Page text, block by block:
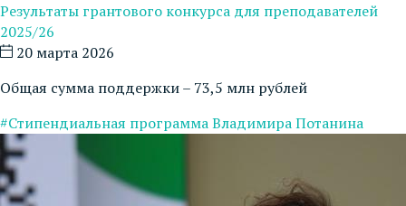
Результаты грантового конкурса для преподавателей
2025/26
20 марта 2026
Общая сумма поддержки – 73,5 млн рублей
#Стипендиальная программа Владимира Потанина